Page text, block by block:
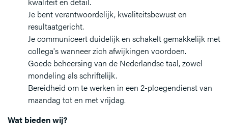
Je bent verantwoordelijk, kwaliteitsbewust en
resultaatgericht.
Je communiceert duidelijk en schakelt gemakkelijk met
collega's wanneer zich afwijkingen voordoen.
Goede beheersing van de Nederlandse taal, zowel
mondeling als schriftelijk.
Bereidheid om te werken in een 2-ploegendienst van
maandag tot en met vrijdag.
Wat bieden wij?